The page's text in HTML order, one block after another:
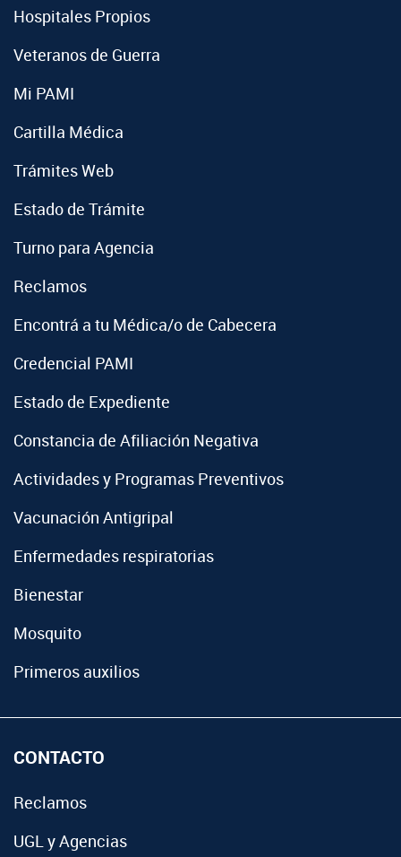
Hospitales Propios
Veteranos de Guerra
Mi PAMI
Cartilla Médica
Trámites Web
Estado de Trámite
Turno para Agencia
Reclamos
Encontrá a tu Médica/o de Cabecera
Credencial PAMI
Estado de Expediente
Constancia de Afiliación Negativa
Actividades y Programas Preventivos
Vacunación Antigripal
Enfermedades respiratorias
Bienestar
Mosquito
Primeros auxilios
CONTACTO
Reclamos
UGL y Agencias